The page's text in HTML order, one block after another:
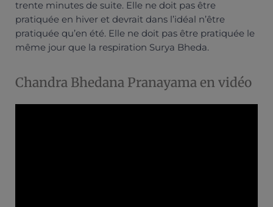
trente minutes de suite. Elle ne doit pas être
pratiquée en hiver et devrait dans l’idéal n’être
pratiquée qu’en été. Elle ne doit pas être pratiquée le
même jour que la respiration Surya Bheda.
Chandra Bhedana Pranayama en vidéo